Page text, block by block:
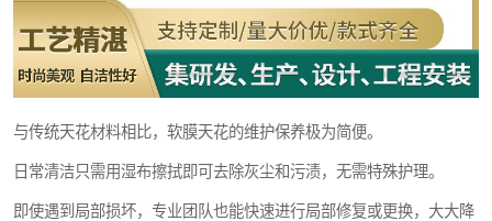
与传统天花材料相比，软膜天花的维护保养极为简便。
日常清洁只需用湿布擦拭即可去除灰尘和污渍，无需特殊护理。
即使遇到局部损坏，专业团队也能快速进行局部修复或更换，大大降